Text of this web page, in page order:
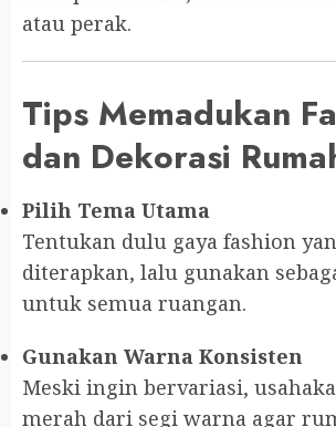
atau perak.
Tips Memadukan
dan Dekorasi
Pilih Tema Utama
Tentukan dulu gaya fashion
diterapkan, lalu gunakan
untuk semua ruangan.
Gunakan Warna Konsisten
Meski ingin bervariasi,
merah dari segi warna agar